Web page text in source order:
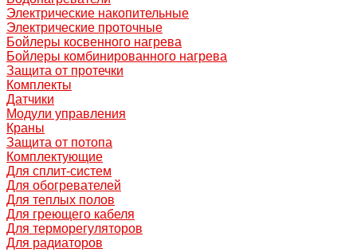
Электрические накопительные
Электрические проточные
Бойлеры косвенного нагрева
Бойлеры комбинированного нагрева
Защита от протечки
Комплекты
Датчики
Модули управления
Краны
Защита от потопа
Комплектующие
Для сплит-систем
Для обогревателей
Для теплых полов
Для греющего кабеля
Для терморегуляторов
Для радиаторов